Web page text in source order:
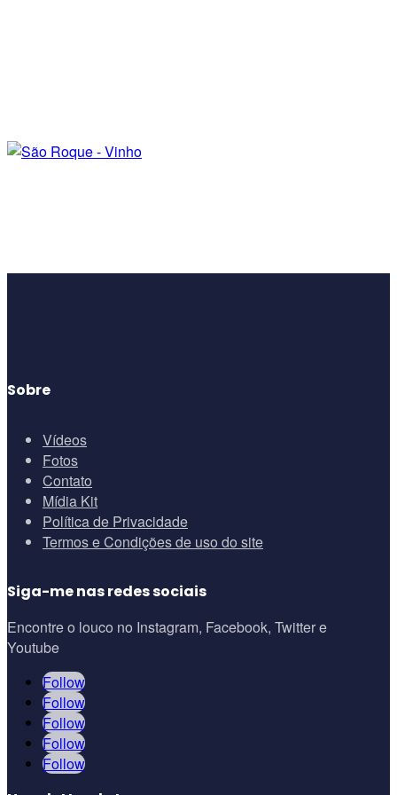
Sobre
Vídeos
Fotos
Contato
Mídia Kit
Política de Privacidade
Termos e Condições de uso do site
Siga-me nas redes sociais
Encontre o louco no Instagram, Facebook, Twitter e
Youtube
Follow
Follow
Follow
Follow
Follow